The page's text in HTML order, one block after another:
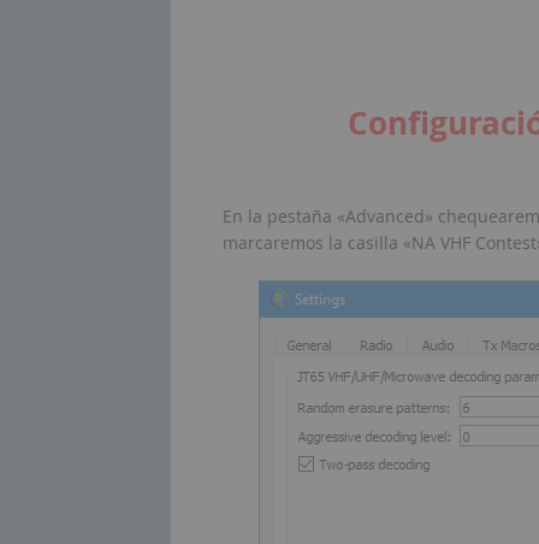
En la pestaña «Advanced»
marcaremos la casilla «NA VHF